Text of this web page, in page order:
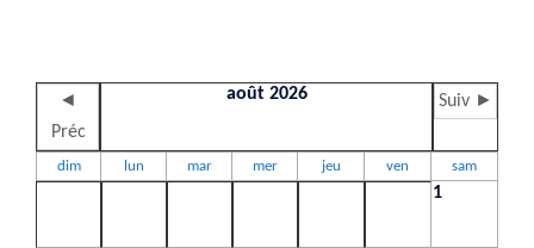
◄
Préc
août 2026 Suiv ►
dim lun mar mer jeu ven sam
1